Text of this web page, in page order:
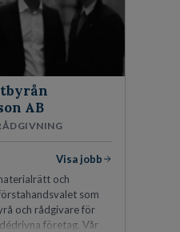
AB
Visa jobb
och
som
och rådgivare för
företag. Vår